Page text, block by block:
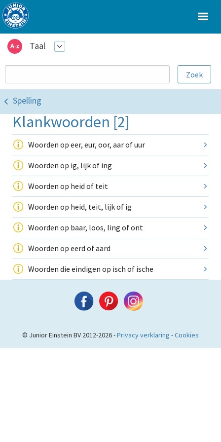
Taal
Spelling
Klankwoorden [2]
Woorden op eer, eur, oor, aar of uur
Woorden op ig, lijk of ing
Woorden op heid of teit
Woorden op heid, teit, lijk of ig
Woorden op baar, loos, ling of ont
Woorden op eerd of aard
Woorden die eindigen op isch of ische
© Junior Einstein BV 2012-2026 -Privacy verklaring -Cookies